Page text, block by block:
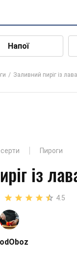
Напої
Заливний пиріг із
Пироги
із
4.5